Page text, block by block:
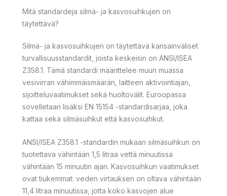
Mitä standardeja silmä- ja kasvosuihkujen on
täytettävä?
Silmä- ja kasvosuihkujen on täytettävä kansainväliset
turvallisuusstandardit, joista keskeisin on ANSI/ISEA
Z358.1. Tämä standardi määrittelee muun muassa
vesivirran vähimmäismäärän, laitteen aktivointiajan,
sijoitteluvaatimukset sekä huoltovälit. Euroopassa
sovelletaan lisäksi EN 15154 -standardisarjaa, joka
kattaa sekä silmäsuihkut että kasvosuihkut.
ANSI/ISEA Z358.1 -standardin mukaan silmäsuihkun on
tuotettava vähintään 1,5 litraa vettä minuutissa
vähintään 15 minuutin ajan. Kasvosuihkun vaatimukset
ovat tiukemmat: veden virtauksen on oltava vähintään
11,4 litraa minuutissa, jotta koko kasvojen alue